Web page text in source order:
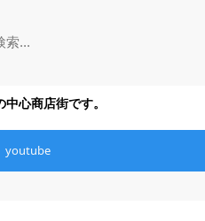
心商店街です。
youtube